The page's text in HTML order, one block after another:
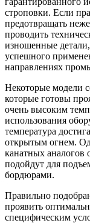
строповки. Если
предотвращать
проводить
изношенные
успешного
направлениях
Некоторые модели
которые готовы
очень высоким
использования
температура
открытым огнем.
канатных аналогов
подойдут для
бордюрами.
Правильно
проявить
специфическим